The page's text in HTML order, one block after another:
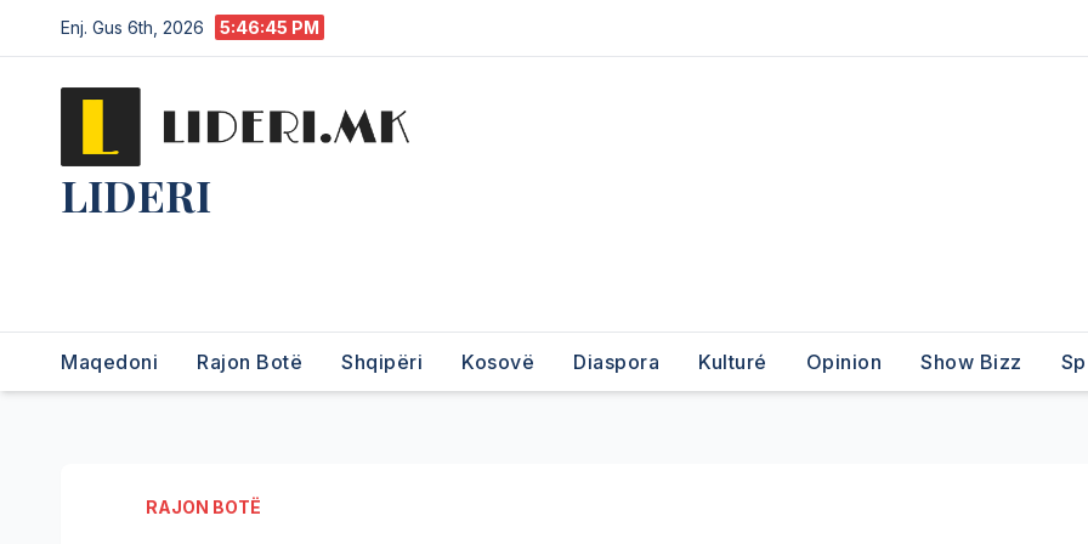
Enj. Gus 6th, 2026 5:46:46 PM
LIDERI
Maqedoni Rajon Botë Shqipëri Kosovë Diaspora Kulturé Opinion Show Bizz
RAJON BOTË